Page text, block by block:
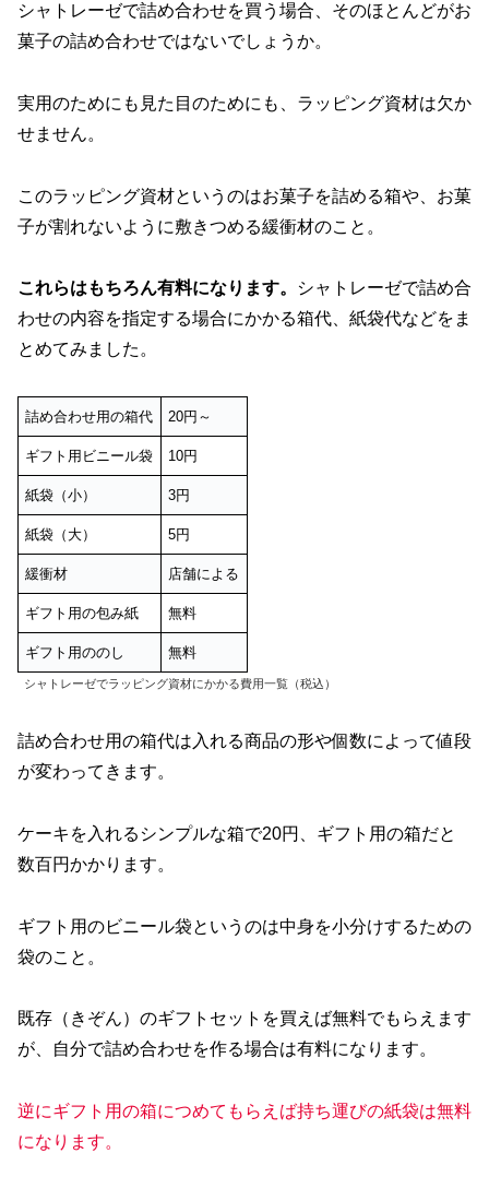
シャトレーゼで詰め合わせを買う場合、そのほとんどがお
菓子の詰め合わせではないでしょうか。
実用のためにも見た目のためにも、ラッピング資材は欠か
せません。
このラッピング資材というのはお菓子を詰める箱や、お菓
子が割れないように敷きつめる緩衝材のこと。
これらはもちろん有料になります。
シャトレーゼで詰め合
わせの内容を指定する場合にかかる箱代、紙袋代などをま
とめてみました。
詰め合わせ用の箱代 20円～
ギフト用ビニール袋 10円
紙袋（小） 3円
紙袋（大） 5円
緩衝材 店舗による
ギフト用の包み紙 無料
ギフト用ののし 無料
シャトレーゼでラッピング資材にかかる費用一覧（税込）
詰め合わせ用の箱代は入れる商品の形や個数によって値段
が変わってきます。
ケーキを入れるシンプルな箱で20円、ギフト用の箱だと
数百円かかります。
ギフト用のビニール袋というのは中身を小分けするための
袋のこと。
既存（きぞん）のギフトセットを買えば無料でもらえます
が、自分で詰め合わせを作る場合は有料になります。
逆にギフト用の箱につめてもらえば持ち運びの紙袋は無料
になります。